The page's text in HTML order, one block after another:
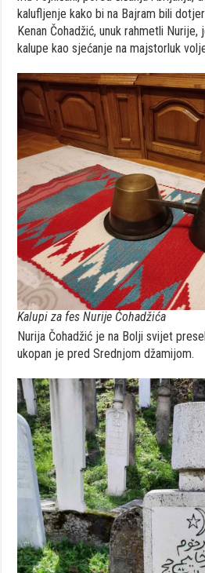
kalufljenje kako bi na Bajram bili
Kenan Čohadžić, unuk rahmetli Nurije,
kalupe kao sjećanje na majstorluk
Kalupi za fes Nurije Čohadžića
Nurija Čohadžić je na Bolji svijet
ukopan je pred Srednjom džamijom.